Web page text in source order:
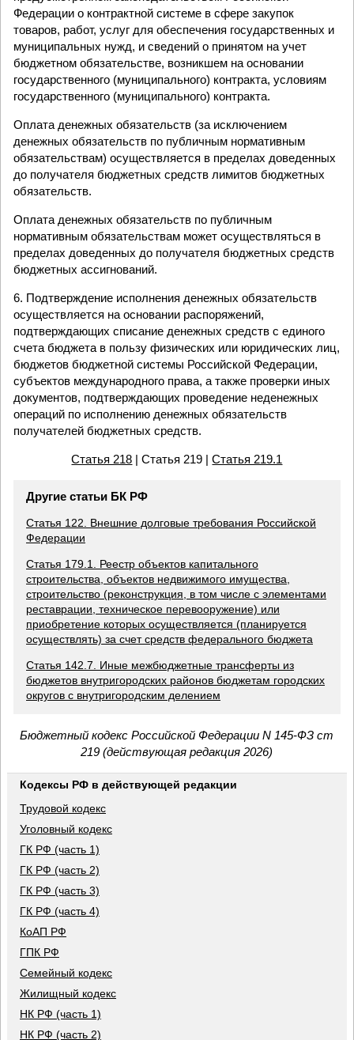
Федерации о контрактной системе в сфере закупок
товаров, работ, услуг для обеспечения государственных и
муниципальных нужд, и сведений о принятом на учет
бюджетном обязательстве, возникшем на основании
государственного (муниципального) контракта, условиям
государственного (муниципального) контракта.
Оплата денежных обязательств (за исключением
денежных обязательств по публичным нормативным
обязательствам) осуществляется в пределах доведенных
до получателя бюджетных средств лимитов бюджетных
обязательств.
Оплата денежных обязательств по публичным
нормативным обязательствам может осуществляться в
пределах доведенных до получателя бюджетных средств
бюджетных ассигнований.
6. Подтверждение исполнения денежных обязательств
осуществляется на основании распоряжений,
подтверждающих списание денежных средств с единого
счета бюджета в пользу физических или юридических лиц,
бюджетов бюджетной системы Российской Федерации,
субъектов международного права, а также проверки иных
документов, подтверждающих проведение неденежных
операций по исполнению денежных обязательств
получателей бюджетных средств.
Статья 218 | Статья 219 |Статья 219.1
Другие статьи БК РФ
Статья 122. Внешние долговые требования Российской
Федерации
Статья 179.1. Реестр объектов капитального
строительства, объектов недвижимого имущества,
строительство (реконструкция, в том числе с элементами
реставрации, техническое перевооружение) или
приобретение которых осуществляется (планируется
осуществлять) за счет средств федерального бюджета
Статья 142.7. Иные межбюджетные трансферты из
бюджетов внутригородских районов бюджетам городских
округов с внутригородским делением
Бюджетный кодекс Российской Федерации N 145-ФЗ ст
219 (действующая редакция 2026)
Кодексы РФ в действующей редакции
Трудовой кодекс
Уголовный кодекс
ГК РФ (часть 1)
ГК РФ (часть 2)
ГК РФ (часть 3)
ГК РФ (часть 4)
КоАП РФ
ГПК РФ
Семейный кодекс
Жилищный кодекс
НК РФ (часть 1)
НК РФ (часть 2)